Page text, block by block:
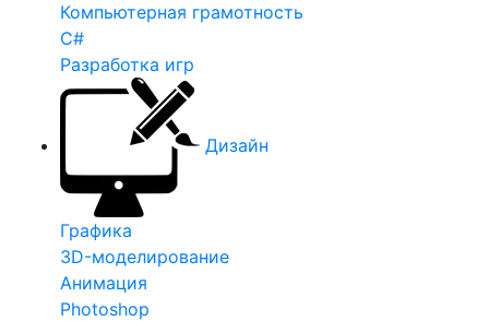
Компьютерная грамотность
C#
Разработка игр
Дизайн
Графика
3D-моделирование
Анимация
Photoshop